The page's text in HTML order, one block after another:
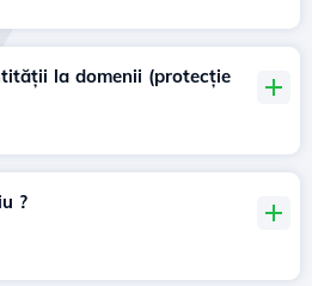
la domenii (protecție
?